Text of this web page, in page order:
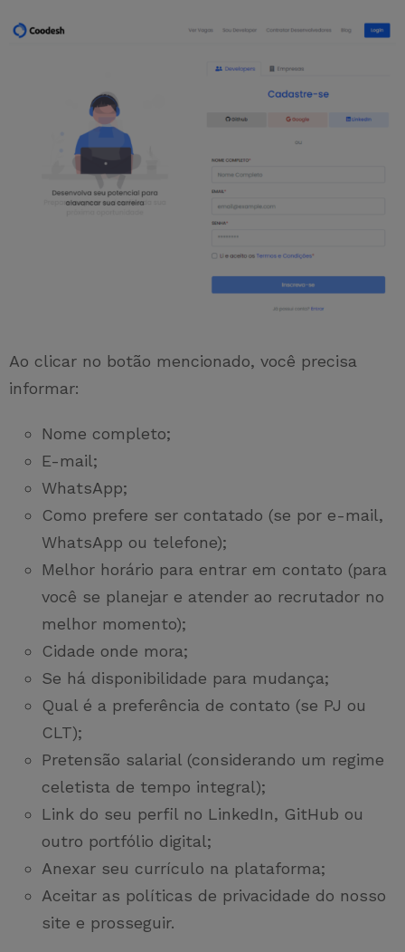
Ao clicar no botão mencionado, você precisa
informar:
Nome completo;
E-mail;
WhatsApp;
Como prefere ser contatado (se por e-mail,
WhatsApp ou telefone);
Melhor horário para entrar em contato (para
você se planejar e atender ao recrutador no
melhor momento);
Cidade onde mora;
Se há disponibilidade para mudança;
Qual é a preferência de contato (se PJ ou
CLT);
Pretensão salarial (considerando um regime
celetista de tempo integral);
Link do seu perfil no LinkedIn, GitHub ou
outro portfólio digital;
Anexar seu currículo na plataforma;
Aceitar as políticas de privacidade do nosso
site e prosseguir.